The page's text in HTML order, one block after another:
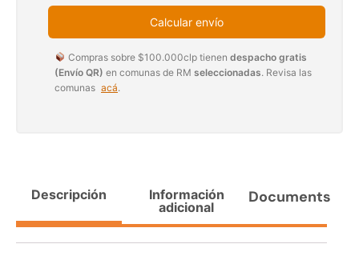
Calcular envío
Compras sobre $100.000clp tienen despacho gratis
(Envío QR) en comunas de RM seleccionadas. Revisa las
comunas acá.
Descripción
Información
adicional
Documents
Transpaleta eléctrica carga
$2.842.858
$1.990.000
Apilador manual carga
capacidad 1000kg
$1.470.788
Leer más